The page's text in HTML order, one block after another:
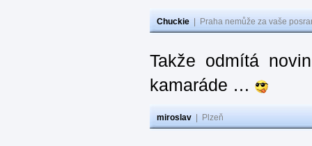
Chuckie Praha nemůže za vaše
Takže odmítá
kamaráde …
miroslav Plzeň